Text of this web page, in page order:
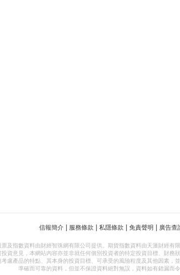
信報簡介 服務條款 私隱條款 免責聲明 廣告查
票及指數資料由財經智珠網有限公司提供。期貨指數資料由天滙財經有
資意見，本網站內容亦並非就任何個別投資者的特定投資目標、財務
慮產品的特點、其本身的投資目標、可承受的風險程度及其他因素，
準確而可靠的資料，但並不保證資料絕對無誤，資料如有錯漏而